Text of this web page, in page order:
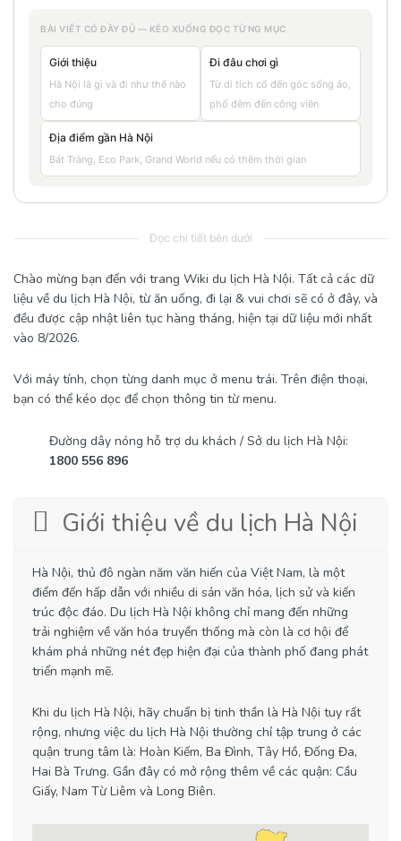
BÀI VIẾT CÓ ĐẦY ĐỦ — KÉO XUỐNG ĐỌC TỪNG MỤC
Giới thiệu
Hà Nội là gì và đi như thế nào
cho đúng
Đi đâu chơi gì
Từ di tích cổ đến góc sống ảo,
phố đêm đến công viên
Địa điểm gần Hà Nội
Bát Tràng, Eco Park, Grand World nếu có thêm thời gian
Đọc chi tiết bên dưới
Chào mừng bạn đến với trang Wiki du lịch Hà Nội. Tất cả các dữ
liệu về du lịch Hà Nội, từ ăn uống, đi lại & vui chơi sẽ có ở đây, và
đều được cập nhật liên tục hàng tháng, hiện tại dữ liệu mới nhất
vào 8/2026.
Với máy tính, chọn từng danh mục ở menu trái. Trên điện thoại,
bạn có thể kéo dọc để chọn thông tin từ menu.
Đường dây nóng hỗ trợ du khách / Sở du lịch Hà Nội:
1800 556 896
Giới thiệu về du lịch Hà Nội
Hà Nội, thủ đô ngàn năm văn hiến của Việt Nam, là một
điểm đến hấp dẫn với nhiều di sản văn hóa, lịch sử và kiến
trúc độc đáo. Du lịch Hà Nội không chỉ mang đến những
trải nghiệm về văn hóa truyền thống mà còn là cơ hội để
khám phá những nét đẹp hiện đại của thành phố đang phát
triển mạnh mẽ.
Khi du lịch Hà Nội, hãy chuẩn bị tinh thần là Hà Nội tuy rất
rộng, nhưng việc du lịch Hà Nội thường chỉ tập trung ở các
quận trung tâm là: Hoàn Kiếm, Ba Đình, Tây Hồ, Đống Đa,
Hai Bà Trưng. Gần đây có mở rộng thêm về các quận: Cầu
Giấy, Nam Từ Liêm và Long Biên.